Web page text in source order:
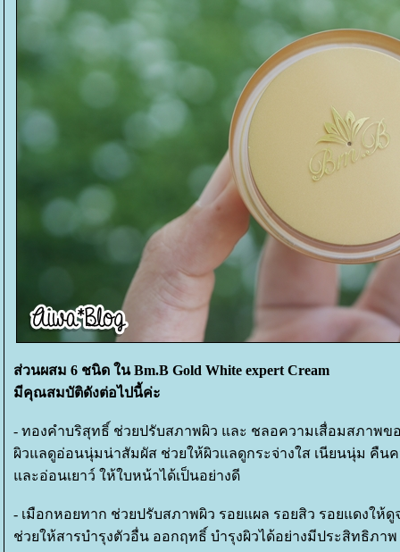
ส่วนผสม 6 ชนิด ในBm.B Gold White expert Cream
มีคุณสมบัติดังต่อไปนี้ค่ะ
- ทองคำบริสุทธิ์ ช่วยปรับสภาพผิว และ ชลอความเสื่อมสภาพข
ผิวแลดูอ่อนนุ่มน่าสัมผัส ช่วยให้ผิวแลดูกระจ่างใส เนียนนุ่ม คืนค
ละอ่อนเยาว์ ให้ใบหน้าได้เป็นอย่างดี
- เมือกหอยทาก ช่วยปรับสภาพผิว รอยแผล รอยสิว รอยแดงให้ดู
ช่วยให้สารบำรุงตัวอื่น ออกฤทธิ์ บำรุงผิวได้อย่างมีประสิทธิภาพ